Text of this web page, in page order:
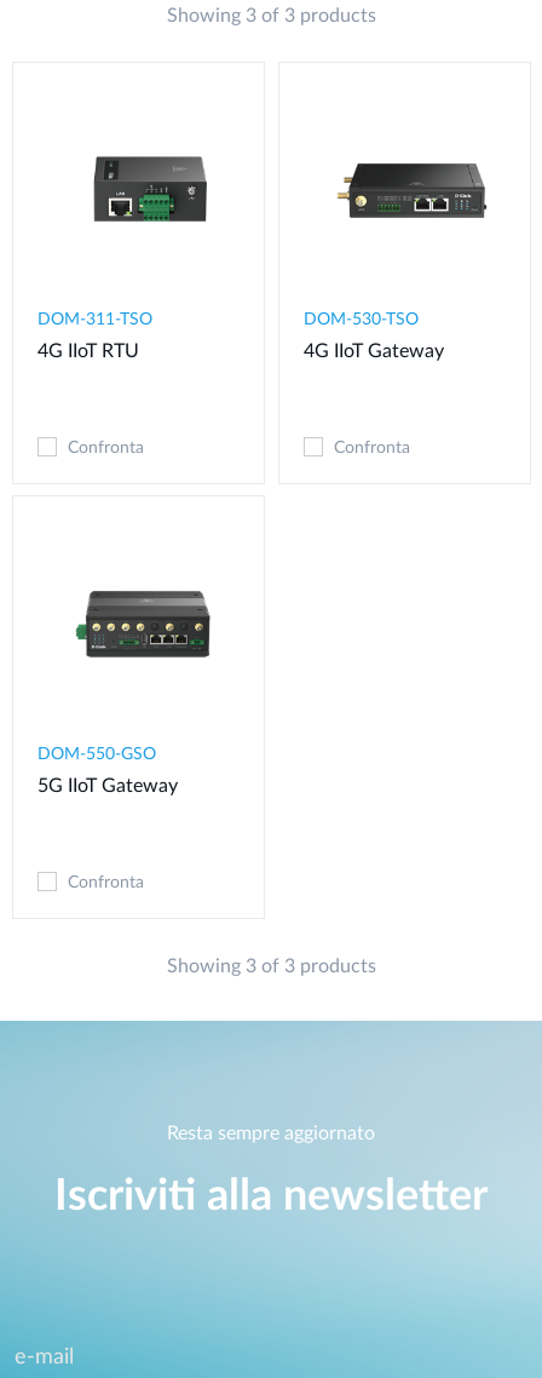
Showing 3 of 3 products
DOM-311-TSO
4G IIoT RTU​
Confronta
DOM-530-TSO
4G IIoT Gateway
Confronta
DOM-550-GSO
5G IIoT Gateway
Confronta
Showing 3 of 3 products
Resta sempre aggiornato
Iscriviti alla newsletter